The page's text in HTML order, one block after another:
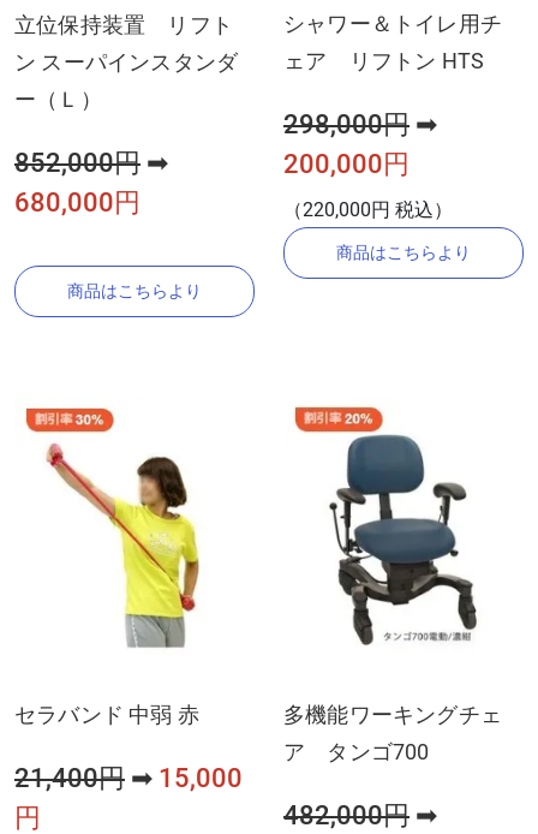
立位保持装置 リフト
ン スーパインスタンダ
ー（Ｌ）
852,000円 ➡
680,000円
商品はこちらより
シャワー＆トイレ用チ
ェア リフトン HTS
298,000円 ➡
200,000円
（220,000円 税込）
商品はこちらより
セラバンド 中弱 赤
21,400円 ➡ 15,000
円
多機能ワーキングチェ
ア タンゴ700
482,000円 ➡